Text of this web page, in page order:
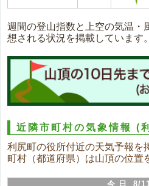
週間の登山指数と上空の気温・
想される状況を掲載しています。
近隣市町村の気象情報(
利尻町の役所付近の天気予報を
町村（都道府県）は山頂の位置
今 日 8/